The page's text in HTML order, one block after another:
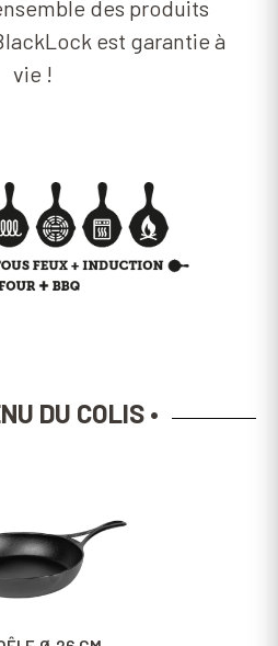
des produits
est garantie à
vie !
DU COLIS •